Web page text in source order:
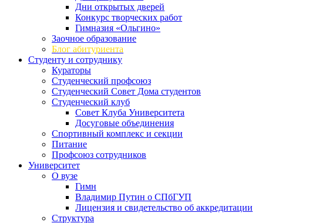
Дни открытых дверей
Конкурс творческих работ
Гимназия «Ольгино»
Заочное образование
Блог абитуриента
Студенту и сотруднику
Кураторы
Студенческий профсоюз
Студенческий Совет Дома студентов
Студенческий клуб
Совет Клуба Университета
Досуговые объединения
Спортивный комплекс и секции
Питание
Профсоюз сотрудников
Университет
О вузе
Гимн
Владимир Путин о СПбГУП
Лицензия и свидетельство об аккредитации
Структура